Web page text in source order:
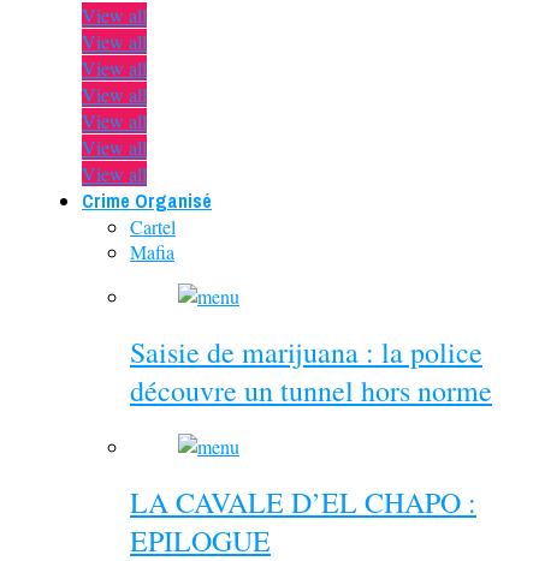
View all
View all
View all
View all
View all
View all
View all
Crime Organisé
Cartel
Mafia
Saisie de marijuana : la police
découvre un tunnel hors norme
LA CAVALE D’EL CHAPO :
EPILOGUE